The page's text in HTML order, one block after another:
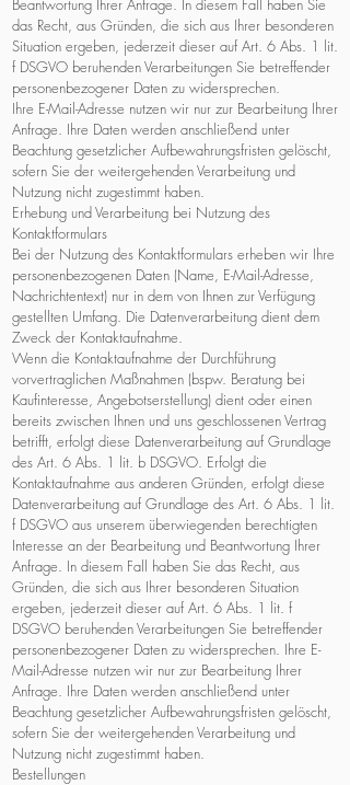
das Recht, aus Gründen, die sich aus Ihrer besonderen
Situation ergeben, jederzeit dieser auf Art. 6 Abs. 1 lit.
f DSGVO beruhenden Verarbeitungen Sie betreffender
personenbezogener Daten zu widersprechen.
Ihre E-Mail-Adresse nutzen wir nur zur Bearbeitung Ihrer
Anfrage. Ihre Daten werden anschließend unter
Beachtung gesetzlicher Aufbewahrungsfristen gelöscht,
sofern Sie der weitergehenden Verarbeitung und
Nutzung nicht zugestimmt haben.
Erhebung und Verarbeitung bei Nutzung des
Kontaktformulars
Bei der Nutzung des Kontaktformulars erheben wir Ihre
personenbezogenen Daten (Name, E-Mail-Adresse,
Nachrichtentext) nur in dem von Ihnen zur Verfügung
gestellten Umfang. Die Datenverarbeitung dient dem
Zweck der Kontaktaufnahme.
Wenn die Kontaktaufnahme der Durchführung
vorvertraglichen Maßnahmen (bspw. Beratung bei
Kaufinteresse, Angebotserstellung) dient oder einen
bereits zwischen Ihnen und uns geschlossenen Vertrag
betrifft, erfolgt diese Datenverarbeitung auf Grundlage
des Art. 6 Abs. 1 lit. b DSGVO. Erfolgt die
Kontaktaufnahme aus anderen Gründen, erfolgt diese
Datenverarbeitung auf Grundlage des Art. 6 Abs. 1 lit.
f DSGVO aus unserem überwiegenden berechtigten
Interesse an der Bearbeitung und Beantwortung Ihrer
Anfrage. In diesem Fall haben Sie das Recht, aus
Gründen, die sich aus Ihrer besonderen Situation
ergeben, jederzeit dieser auf Art. 6 Abs. 1 lit. f
DSGVO beruhenden Verarbeitungen Sie betreffender
personenbezogener Daten zu widersprechen. Ihre E-
Mail-Adresse nutzen wir nur zur Bearbeitung Ihrer
Anfrage. Ihre Daten werden anschließend unter
Beachtung gesetzlicher Aufbewahrungsfristen gelöscht,
sofern Sie der weitergehenden Verarbeitung und
Nutzung nicht zugestimmt haben.
Bestellungen